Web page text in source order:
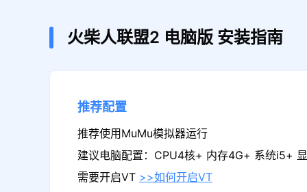
火柴人联盟2 电脑版 安装指南
推荐配置
推荐使用MuMu模拟器运行
建议电脑配置：CPU4核+ 内存4G+ 系统i5+
需要开启VT >>如何开启VT